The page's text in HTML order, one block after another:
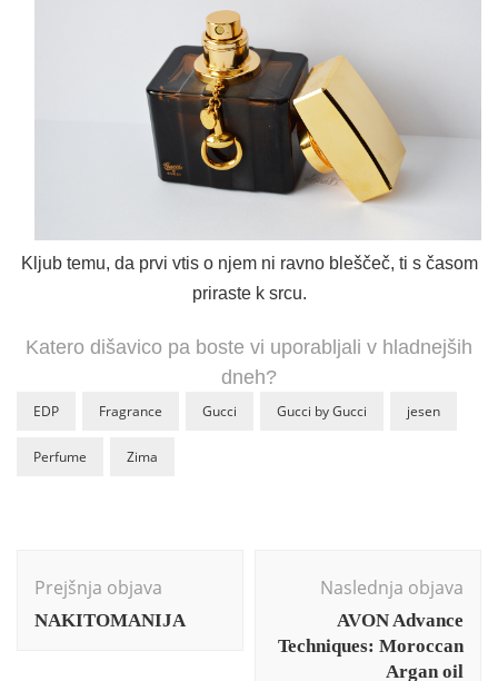
Kljub temu, da prvi vtis o njem ni ravno bleščeč, ti s časom
priraste k srcu.
Katero dišavico pa boste vi uporabljali v hladnejših
dneh?
EDP Fragrance Gucci Gucci by Gucci jesen
Perfume Zima
Navigation
Prejšnja objava
NAKITOMANIJA
Naslednja objava
AVON Advance
Techniques: Moroccan
Argan oil